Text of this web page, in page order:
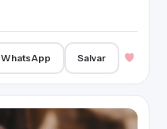
WhatsApp Salvar